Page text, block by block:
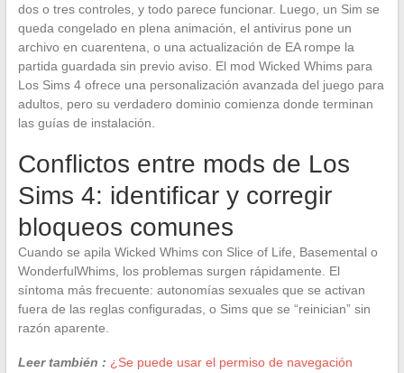
dos o tres controles, y todo parece funcionar. Luego, un Sim se
queda congelado en plena animación, el antivirus pone un
archivo en cuarentena, o una actualización de EA rompe la
partida guardada sin previo aviso. El mod Wicked Whims para
Los Sims 4 ofrece una personalización avanzada del juego para
adultos, pero su verdadero dominio comienza donde terminan
las guías de instalación.
Conflictos entre mods de Los
Sims 4: identificar y corregir
bloqueos comunes
Cuando se apila Wicked Whims con Slice of Life, Basemental o
WonderfulWhims, los problemas surgen rápidamente. El
síntoma más frecuente: autonomías sexuales que se activan
fuera de las reglas configuradas, o Sims que se “reinician” sin
razón aparente.
Leer también : ¿Se puede usar el permiso de navegación